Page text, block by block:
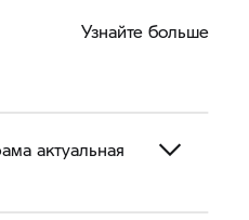
Узнайте больше
актуальная